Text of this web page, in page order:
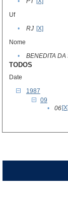
Uf
•
RJ [X]
Nome
•
BENEDITA DA
TODOS
Date
1987
09
•
06 [X]